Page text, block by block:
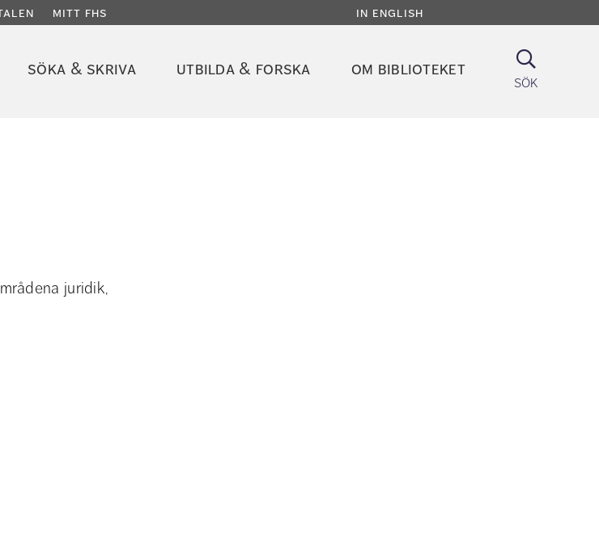
mitt fhs in english
söka & skriva utbilda & forska om biblioteket
sök
Sök
juridik,